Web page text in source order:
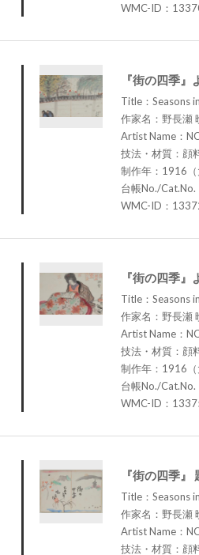
WMC-ID：
『街の四季』
Title：Seasons
作家名：野長瀬
Artist Name：
技法・材質：顔
制作年：1916（
台帳No./
WMC-ID：
『街の四季』
Title：Seasons
作家名：野長瀬
Artist Name：
技法・材質：顔
制作年：1916（
台帳No./
WMC-ID：
『街の四季』
Title：Seasons
作家名：野長瀬
Artist Name：
技法・材質：顔